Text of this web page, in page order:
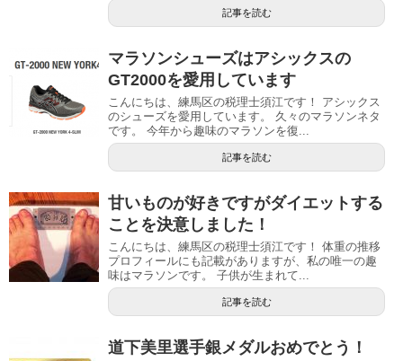
記事を読む
マラソンシューズはアシックスの
GT2000を愛用しています
こんにちは、練馬区の税理士須江です！ アシックス
のシューズを愛用しています。 久々のマラソンネタ
です。 今年から趣味のマラソンを復...
記事を読む
甘いものが好きですがダイエットする
ことを決意しました！
こんにちは、練馬区の税理士須江です！ 体重の推移
プロフィールにも記載がありますが、私の唯一の趣
味はマラソンです。 子供が生まれて...
記事を読む
道下美里選手銀メダルおめでとう！